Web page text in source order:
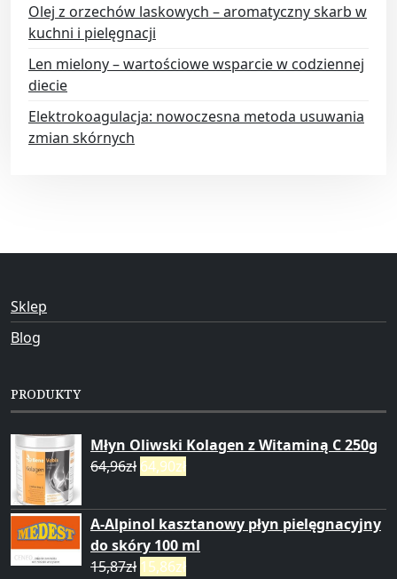
Olej z orzechów laskowych – aromatyczny skarb w
kuchni i pielęgnacji
Len mielony – wartościowe wsparcie w codziennej
diecie
Elektrokoagulacja: nowoczesna metoda usuwania
zmian skórnych
Sklep
Blog
PRODUKTY
Młyn Oliwski Kolagen z Witaminą C 250g
64,96zł 64,90zł
A-Alpinol kasztanowy płyn pielęgnacyjny
do skóry 100 ml
15,87zł 15,86zł